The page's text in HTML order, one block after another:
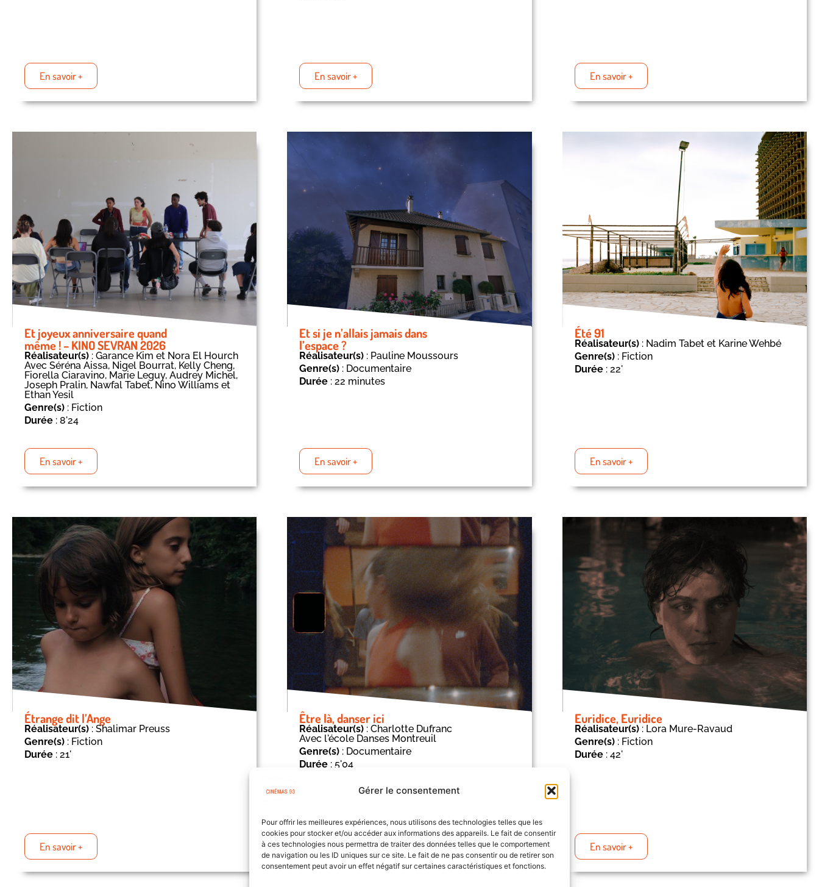
Gérer le consentement
Pour offrir les meilleures expériences, nous utilisons des technologies telles que les
cookies pour stocker et/ou accéder aux informations des appareils. Le fait de consentir
à ces technologies nous permettra de traiter des données telles que le comportement
de navigation ou les ID uniques sur ce site. Le fait de ne pas consentir ou de retirer son
consentement peut avoir un effet négatif sur certaines caractéristiques et fonctions.
En savoir + En savoir + En savoir +
Et joyeux anniversaire quand
même ! – KINO SEVRAN 2026
Réalisateur(s) : Garance Kim et Nora El Hourch
Avec Séréna Aissa, Nigel Bourrat, Kelly Cheng,
Fiorella Ciaravino, Marie Leguy, Audrey Michel,
Joseph Pralin, Nawfal Tabet, Nino Williams et
Ethan Yesil
Genre(s) : Fiction
Durée : 8'24
En savoir +
Et si je n’allais jamais dans
l’espace ?
Réalisateur(s) : Pauline Moussours
Genre(s) : Documentaire
Durée : 22 minutes
En savoir +
Été 91
Réalisateur(s): Nadim Tabet et Karine Wehbé
Genre(s): Fiction
Durée: 22'
En savoir +
Étrange dit l’Ange
Réalisateur(s) : Shalimar Preuss
Genre(s) : Fiction
Durée : 21'
En savoir +
Être là, danser ici
Réalisateur(s) : Charlotte Dufranc
Avec l'école Danses Montreuil
Genre(s) : Documentaire
Durée : 5'04
En savoir +
Euridice, Euridice
Réalisateur(s): Lora Mure-Ravaud
Genre(s): Fiction
Durée: 42'
En savoir +